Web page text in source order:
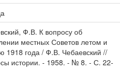
Ф.В. К вопросу об
местных Советов летом и
1918 года / Ф.В. Чебаевский //
истории. - 1958. - № 8. - С. 22-